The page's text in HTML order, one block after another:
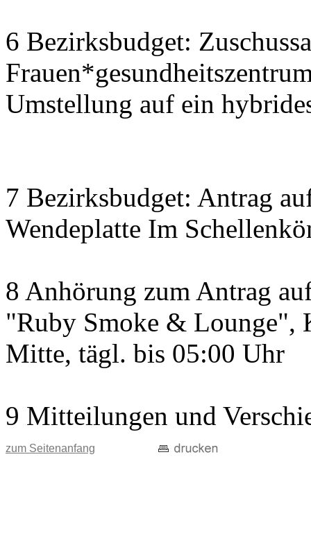
6 Bezirksbudget:
Umstellung auf ein
7 Bezirksbudget: Antrag
Wendeplatte Im
8 Anhörung zum Antrag
"Ruby Smoke & Lounge",
Mitte, tägl. bis 05:00 Uhr
9 Mitteilungen und
zum Seitenanfang